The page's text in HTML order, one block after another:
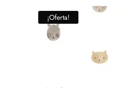
49,90€.43,91€.
¡Oferta!